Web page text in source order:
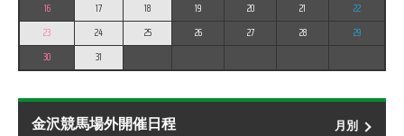
16 17 18 19 20 21
22
23
24 25 26 27 28
29
30
31
金沢競馬場外開催日程 月別